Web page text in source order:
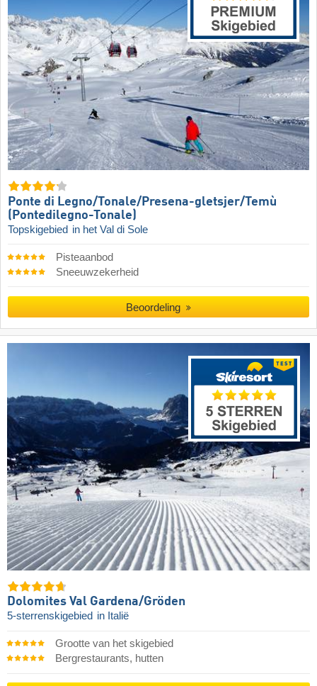
Ponte di Legno/​​Tonale/​​Presena-gletsjer/​​Temù
(Pontedilegno-Tonale)
Topskigebied in het Val di Sole
Pisteaanbod
Sneeuwzekerheid
Beoordeling
Dolomites Val Gardena/​Gröden
5-sterrenskigebied in Italië
Grootte van het skigebied
Bergrestaurants, hutten